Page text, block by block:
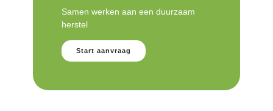
Samen werken aan een duurzaam
herstel
Start aanvraag